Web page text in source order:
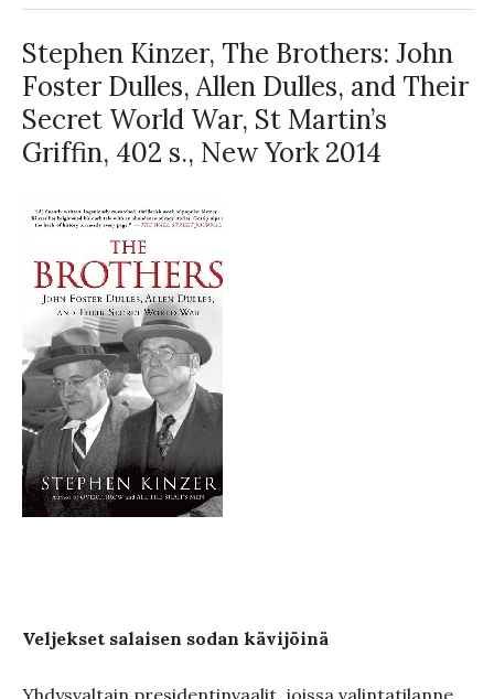
Stephen Kinzer, The Brothers: John
Foster Dulles, Allen Dulles, and Their
Secret World War, St Martin’s
Griffin, 402 s., New York 2014
Veljekset salaisen sodan kävijöinä
Yhdysvaltain presidentinvaalit, joissa valintatilanne